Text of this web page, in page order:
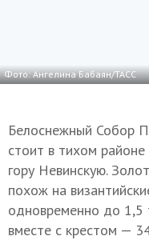
Фото: Ангелина Бабаян/ТАСС
Белоснежный Собор
стоит в тихом
гору Невинскую.
похож на
одновременно до 1,5
вместе с крестом —